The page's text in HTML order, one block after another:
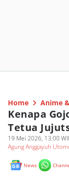
Home Anime
Kenapa
Tetua
19 Mei 2026, 13:00
Agung Anggayuh
News